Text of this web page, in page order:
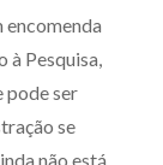
à Pesquisa,
pode ser
se
não está